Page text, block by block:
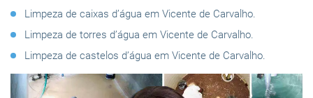
Limpeza de caixas d’água em Vicente de Carvalho.
Limpeza de torres d’água em Vicente de Carvalho.
Limpeza de castelos d’água em Vicente de Carvalho.